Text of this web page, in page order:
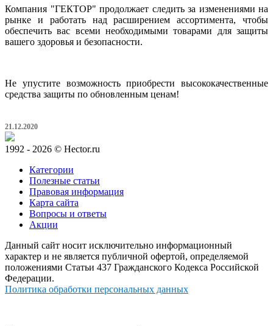
Компания "ГЕКТОР" продолжает следить за изменениями на
рынке и работать над расширением ассортимента, чтобы
обеспечить вас всеми необходимыми товарами для защиты
вашего здоровья и безопасности.
Не упустите возможность приобрести высококачественные
средства защиты по обновленным ценам!
21.12.2020
1992 - 2026 © Hector.ru
Категории
Полезные статьи
Правовая информация
Карта сайта
Вопросы и ответы
Акции
Данный сайт носит исключительно информационный
характер и не является публичной офертой, определяемой
положениями Статьи 437 Гражданского Кодекса Российской
Федерации.
Политика обработки персональных данных